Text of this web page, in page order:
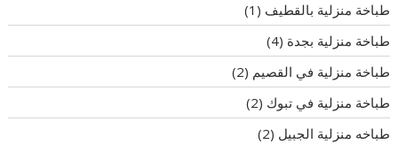
طباخة منزلية بالقطيف (1)
طباخة منزلية بجدة (4)
طباخة منزلية في القصيم (2)
طباخة منزلية في تبوك (2)
طباخه منزلية الجبيل (2)